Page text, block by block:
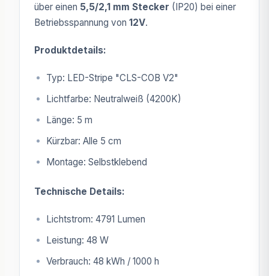
über einen 5,5/2,1 mm Stecker (IP20) bei einer
Betriebsspannung von 12V.
Produktdetails:
Typ: LED-Stripe "CLS-COB V2"
Lichtfarbe: Neutralweiß (4200K)
Länge: 5 m
Kürzbar: Alle 5 cm
Montage: Selbstklebend
Technische Details:
Lichtstrom: 4791 Lumen
Leistung: 48 W
Verbrauch: 48 kWh / 1000 h